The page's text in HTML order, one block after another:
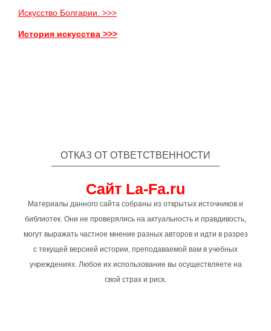
Искусство Болгарии. >>>
История искусства >>>
ОТКАЗ ОТ ОТВЕТСТВЕННОСТИ
Сайт La-Fa.ru
Материалы данного сайта собраны из открытых источников и
библиотек. Они не проверялись на актуальность и правдивость,
могут выражать частное мнение разных авторов и идти в разрез
с текущей версией истории, преподаваемой вам в учебных
учреждениях. Любое их использование вы осуществляете на
свой страх и риск.